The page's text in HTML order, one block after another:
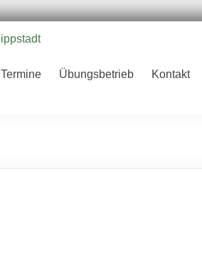
Termine Übungsbetrieb Kontakt